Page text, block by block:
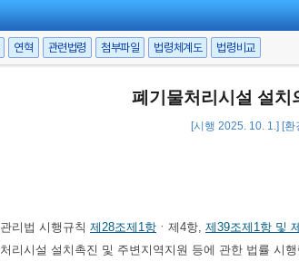
연혁 관련법령 첨부파일 법령체계도 법령비교
폐기물처리시설 설치
[시행 2025. 10. 1.] [
리법 시행규칙 제28조제1항 ㆍ제4항, 제39조제1항 및
리시설 설치촉진 및 주변지역지원 등에 관한 법률 시행